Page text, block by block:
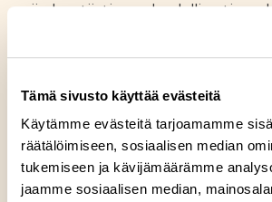
Tämä sivusto käyttää evästeitä
Käytämme evästeitä tarjoamamme
räätälöimiseen, sosiaalisen median
tukemiseen ja kävijämäärämme
jaamme sosiaalisen median,
piirakan täytimme huolellisesti
grillimaustetulla broilerilla ja
muodostuneet grahampiirakkamme